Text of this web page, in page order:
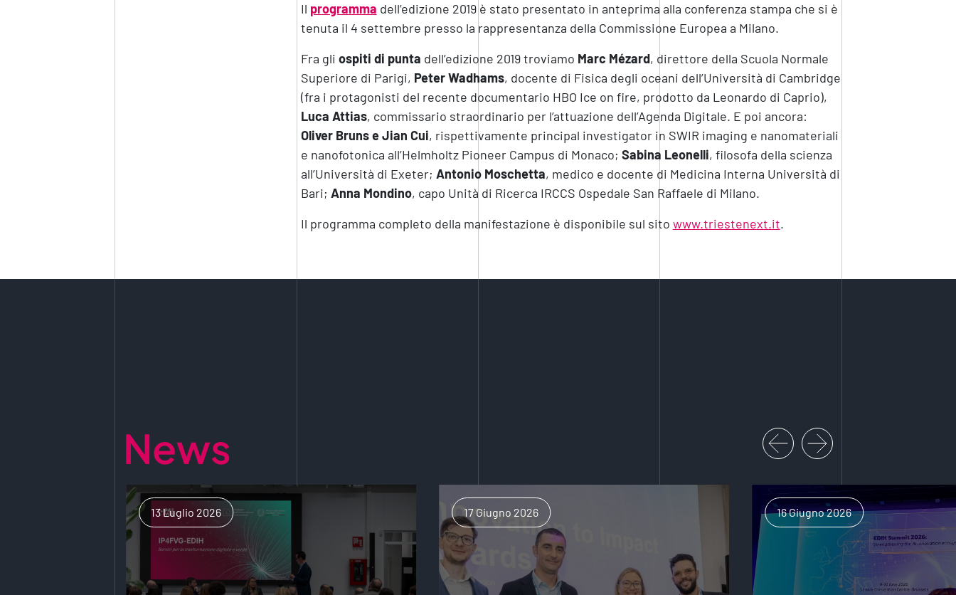
Il programma dell’edizione 2019 è stato presentato in anteprima alla conferenza stampa che si è
tenuta il 4 settembre presso la rappresentanza della Commissione Europea a Milano.
Fra gli ospiti di punta dell’edizione 2019 troviamo Marc Mézard, direttore della Scuola Normale
Superiore di Parigi, Peter Wadhams, docente di Fisica degli oceani dell’Università di Cambridge
(fra i protagonisti del recente documentario HBO Ice on fire, prodotto da Leonardo di Caprio),
Luca Attias, commissario straordinario per l’attuazione dell’Agenda Digitale. E poi ancora:
Oliver Bruns e Jian Cui, rispettivamente principal investigator in SWIR imaging e nanomateriali
e nanofotonica all’Helmholtz Pioneer Campus di Monaco; Sabina Leonelli, filosofa della scienza
all’Università di Exeter; Antonio Moschetta, medico e docente di Medicina Interna Università di
Bari; Anna Mondino, capo Unità di Ricerca IRCCS Ospedale San Raffaele di Milano.
Il programma completo della manifestazione è disponibile sul sito www.triestenext.it.
News
13 Luglio 2026 17 Giugno 2026 16 Giugno 2026